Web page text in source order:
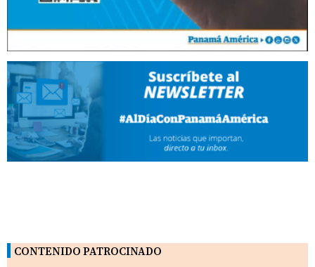
CONTENIDO PATROCINADO